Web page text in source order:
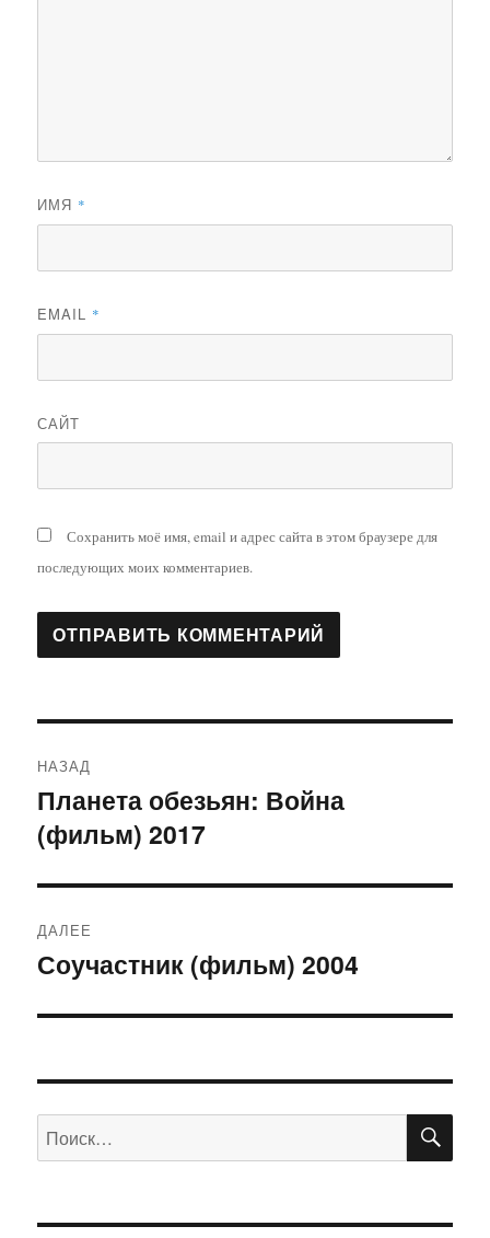
ИМЯ *
EMAIL *
САЙТ
Сохранить моё имя, email и адрес сайта в этом браузере для
последующих моих комментариев.
по
записям
НАЗАД
Предыдущая
запись:
Планета обезьян: Война
(фильм) 2017
ДАЛЕЕ
Следующая
Соучастник (фильм) 2004
Искать: